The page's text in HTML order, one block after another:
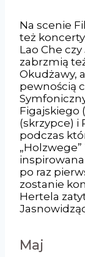
Na scenie
też
Lao Che
zabrzmią
Okudżawy,
pewnością
Figajskiego
(skrzypce) i
podczas
po raz
zostanie
Hertela
Maj